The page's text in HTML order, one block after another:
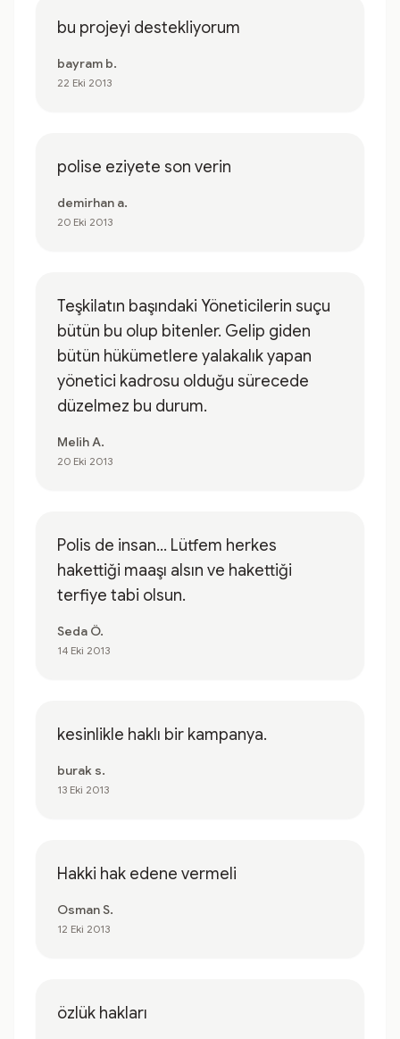
bu projeyi destekliyorum
bayram b.
22 Eki 2013
polise eziyete son verin
demirhan a.
20 Eki 2013
Teşkilatın başındaki Yöneticilerin suçu
bütün bu olup bitenler. Gelip giden
bütün hükümetlere yalakalık yapan
yönetici kadrosu olduğu sürecede
düzelmez bu durum.
Melih A.
20 Eki 2013
Polis de insan... Lütfem herkes
hakettiği maaşı alsın ve hakettiği
terfiye tabi olsun.
Seda Ö.
14 Eki 2013
kesinlikle haklı bir kampanya.
burak s.
13 Eki 2013
Hakki hak edene vermeli
Osman S.
12 Eki 2013
özlük hakları